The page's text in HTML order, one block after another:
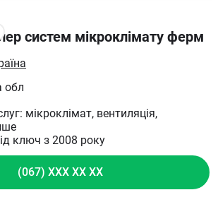
систем мікроклімату ферм
обл
мікроклімат, вентиляція,
ключ з 2008 року
(067) XXX XX XX